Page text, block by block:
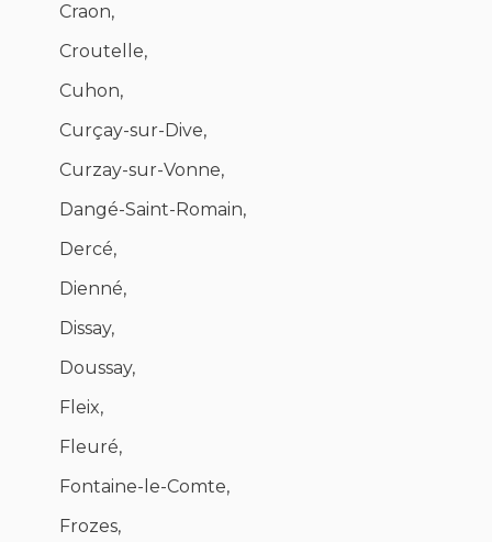
Craon,
Croutelle,
Cuhon,
Curçay-sur-Dive,
Curzay-sur-Vonne,
Dangé-Saint-Romain,
Dercé,
Dienné,
Dissay,
Doussay,
Fleix,
Fleuré,
Fontaine-le-Comte,
Frozes,